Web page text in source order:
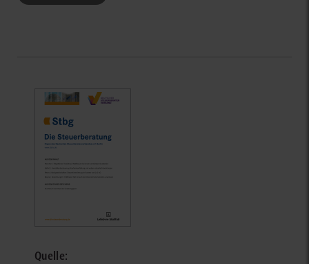
Quelle: